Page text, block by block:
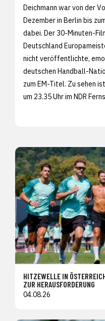
Deichmann war von der
Dezember in Berlin bis
dabei. Der 30-Minuten-
Deutschland
nicht veröffentlichte,
deutschen Handball-
zum EM-Titel. Zu sehen
um 23.35 Uhr im NDR
HITZEWELLE IN
ZUR HERAUSFORDERUNG
04.08.26